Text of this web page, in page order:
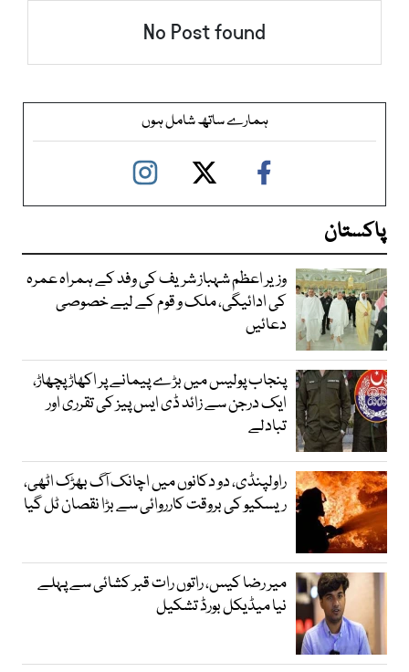
No Post found
ہمارے ساتھ شامل ہوں
پاکستان
وزیر اعظم شہباز شریف کی وفد کے ہمراہ عمرہ
کی ادائیگی، ملک و قوم کے لیے خصوصی
دعائیں
پنجاب پولیس میں بڑے پیمانے پر اکھاڑ پچھاڑ،
ایک درجن سے زائد ڈی ایس پیز کی تقرری اور
تبادلے
راولپنڈی، دو دکانوں میں اچانک آگ بھڑک اٹھی،
ریسکیو کی بروقت کارروائی سے بڑا نقصان ٹل گیا
میر رضا کیس، راتوں رات قبر کشائی سے پہلے
نیا میڈیکل بورڈ تشکیل